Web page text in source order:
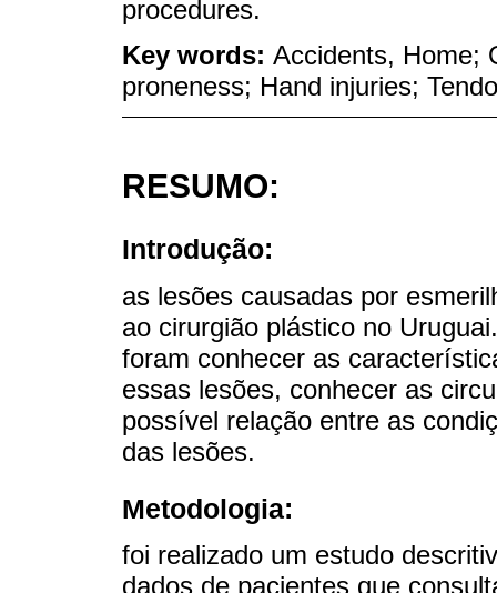
procedures.
Key words: Accidents, Home;
proneness; Hand injuries;
RESUMO:
Introdução:
as lesões causadas por
ao cirurgião plástico no
foram conhecer as
essas lesões, conhecer as
possível relação entre as
das lesões.
Metodologia:
foi realizado um estudo
dados de pacientes que